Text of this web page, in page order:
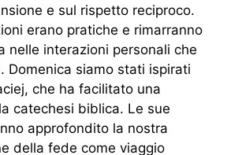
e sul rispetto reciproco.
erano pratiche e rimarranno
nelle interazioni personali che
Domenica siamo stati ispirati
che ha facilitato una
catechesi biblica. Le sue
approfondito la nostra
della fede come viaggio